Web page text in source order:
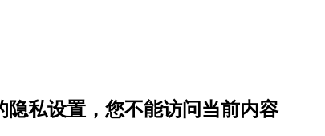
隐私设置，您不能访问当前内容